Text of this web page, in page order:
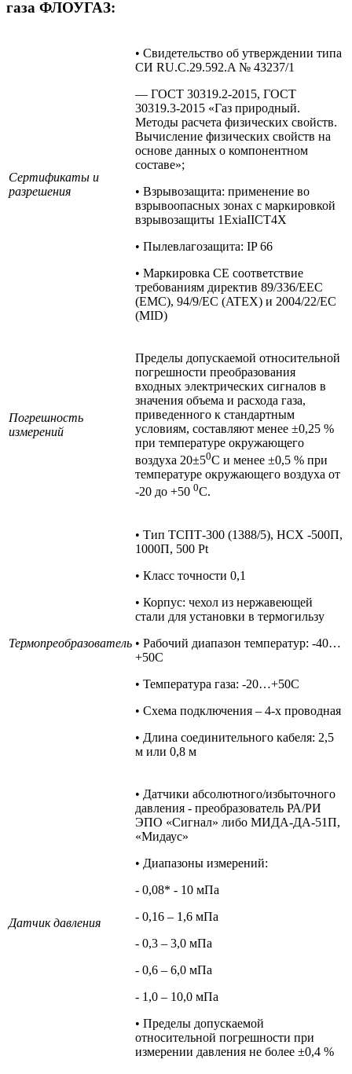
газа ФЛОУГАЗ:
Сертификаты и
разрешения
• Свидетельство об утверждении типа
СИ RU.C.29.592.A № 43237/1
— ГОСТ 30319.2-2015, ГОСТ
30319.3-2015 «Газ природный.
Методы расчета физических свойств.
Вычисление физических свойств на
основе данных о компонентном
составе»;
• Взрывозащита: применение во
взрывоопасных зонах с маркировкой
взрывозащиты 1ExiaIICT4X
• Пылевлагозащита: IP 66
• Маркировка CE соответствие
требованиям директив 89/336/EEC
(EMC), 94/9/EC (ATEX) и 2004/22/EC
(MID)
Погрешность
измерений
Пределы допускаемой относительной
погрешности преобразования
входных электрических сигналов в
значения объема и расхода газа,
приведенного к стандартным
условиям, составляют менее ±0,25 %
при температуре окружающего
воздуха 20±50С и менее ±0,5 % при
температуре окружающего воздуха от
-20 до +50 0С.
Термопреобразователь
• Тип ТСПТ-300 (1388/5), НСХ -500П,
1000П, 500 Pt
• Класс точности 0,1
• Корпус: чехол из нержавеющей
стали для установки в термогильзу
• Рабочий диапазон температур: -40…
+50С
• Температура газа: -20…+50С
• Схема подключения – 4-х проводная
• Длина соединительного кабеля: 2,5
м или 0,8 м
Датчик давления
• Датчики абсолютного/избыточного
давления - преобразователь РА/РИ
ЭПО «Сигнал» либо МИДА-ДА-51П,
«Мидаус»
• Диапазоны измерений:
- 0,08* - 10 мПа
- 0,16 – 1,6 мПа
- 0,3 – 3,0 мПа
- 0,6 – 6,0 мПа
- 1,0 – 10,0 мПа
• Пределы допускаемой
относительной погрешности при
измерении давления не более ±0,4 %